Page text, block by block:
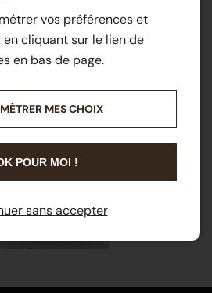
vos préférences et
cliquant sur le lien de
en bas de page.
MES CHOIX
POUR MOI !
sans accepter